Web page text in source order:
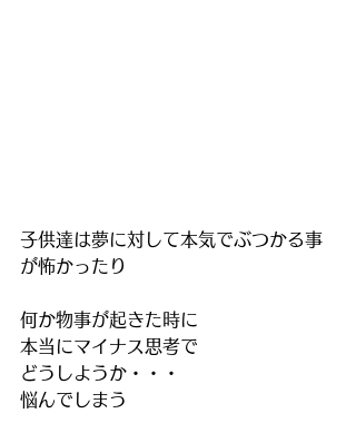
子供達は夢に対して本気でぶつかる事
が怖かったり
何か物事が起きた時に
本当にマイナス思考で
どうしようか・・・
悩んでしまう